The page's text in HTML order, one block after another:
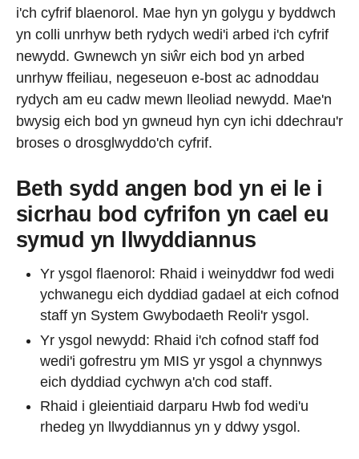
i'ch cyfrif blaenorol. Mae hyn yn golygu y byddwch
yn colli unrhyw beth rydych wedi'i arbed i'ch cyfrif
newydd. Gwnewch yn siŵr eich bod yn arbed
unrhyw ffeiliau, negeseuon e-bost ac adnoddau
rydych am eu cadw mewn lleoliad newydd. Mae'n
bwysig eich bod yn gwneud hyn cyn ichi ddechrau'r
broses o drosglwyddo'ch cyfrif.
Beth sydd angen bod yn ei le i
sicrhau bod cyfrifon yn cael eu
symud yn llwyddiannus
Yr ysgol flaenorol: Rhaid i weinyddwr fod wedi
ychwanegu eich dyddiad gadael at eich cofnod
staff yn System Gwybodaeth Reoli'r ysgol.
Yr ysgol newydd: Rhaid i'ch cofnod staff fod
wedi'i gofrestru ym MIS yr ysgol a chynnwys
eich dyddiad cychwyn a'ch cod staff.
Rhaid i gleientiaid darparu Hwb fod wedi'u
rhedeg yn llwyddiannus yn y ddwy ysgol.